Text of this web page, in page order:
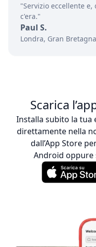
"Servizio eccellente
c'era."
Paul S.
Londra, Gran Bretagna
Scarica
Installa subito la tua
direttamente nella
dall’App Store
Android oppure